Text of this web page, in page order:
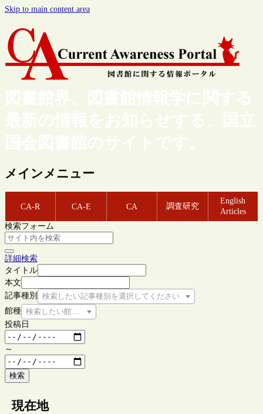
Skip to main content area
図書館界、図書館情報学に関する
最新の情報をお知らせする、国立
国会図書館のサイトです。
メインメニュー
CA-R CA-E CA 調査研究
English
Articles
検索フォーム
詳細検索
タイトル
本文
記事種別
検索したい記事種別を選択してください
館種 検索したい館種を選択してください
投稿日
～
検索
現在地